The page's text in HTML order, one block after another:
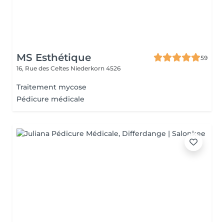
MS Esthétique
59
16, Rue des Celtes Niederkorn 4526
Traitement mycose
Pédicure médicale